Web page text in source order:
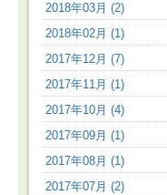
2018年03月 (2)
2018年02月 (1)
2017年12月 (7)
2017年11月 (1)
2017年10月 (4)
2017年09月 (1)
2017年08月 (1)
2017年07月 (2)